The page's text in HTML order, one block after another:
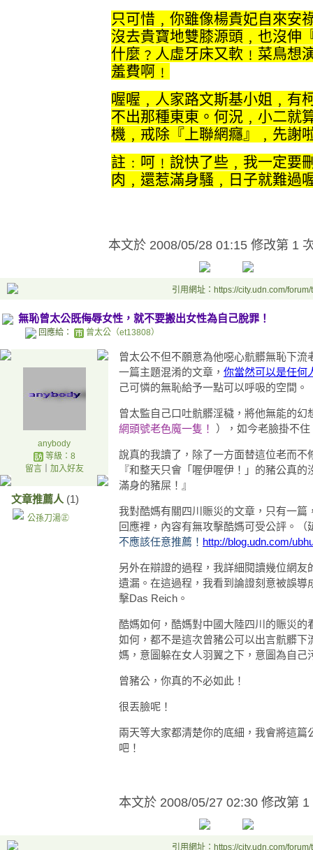
只可惜﹐你雖像楊貴妃自來安
沒去貴寶地雙膝源頭﹐也沒伸
什麼﹖人虛牙床又軟﹗菜鳥想
羞費啊﹗
喔喔﹐人家路文斯基小姐﹐有
不出那種東東。何況﹐小二就
機﹐戒除『上聯網癮』﹐先謝
註﹕呵﹗說快了些﹐我一定要
肉﹐還惹滿身騷﹐日子就難過
本文於 2008/05/28 01:15 修改第 1
引用網址：https://city.udn.com/
無恥曾太公既侮辱女性，就不要搬出女性為自己脫罪！
回應給： 曾太公（et13808）
anybody
等級：8
留言｜ 加入好友
文章推薦人 (1)
公孫刀湯㊣
曾太公不但不願意為他噁心骯髒無恥下
一篇主題混淆的文章， 你當然可以是任何
己可憐的無恥給予一點可以呼吸的空間。
曾太監自己口吐骯髒淫穢，將他無能的幻
網頭號老色魔一隻！
），如今老臉掛不
說真的我讀了，除了一方面替這位老而
『和整天只會「喔伊喔伊！」的豬公真
滿身的豬屎！』
我對酷媽有關四川賑災的文章，只有一
回應裡，內容有無攻擊酷媽可受公評。（
不應該任意推薦！ http://blog.udn.com/
另外在辯證的過程，我詳細閱讀幾位網
遺漏。在這過程，我看到論證刻意被誤
擊Das Reich。
酷媽如何，酷媽對中國大陸四川的賑災
如何，都不是這次曾豬公可以出言骯髒
媽，意圖躲在女人羽翼之下，意圖為自
曾豬公，你真的不必如此！
很丟臉呢！
兩天等大家都清楚你的底細，我會將這
吧！
本文於 2008/05/27 02:30 修改第 1
引用網址：https://city.udn.com/